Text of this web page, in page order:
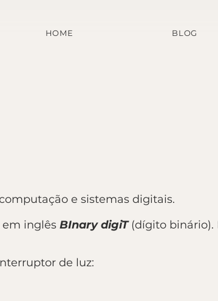
HOME BLOG
e sistemas digitais.
em inglês BInary digiT(dígito binário).
de luz: